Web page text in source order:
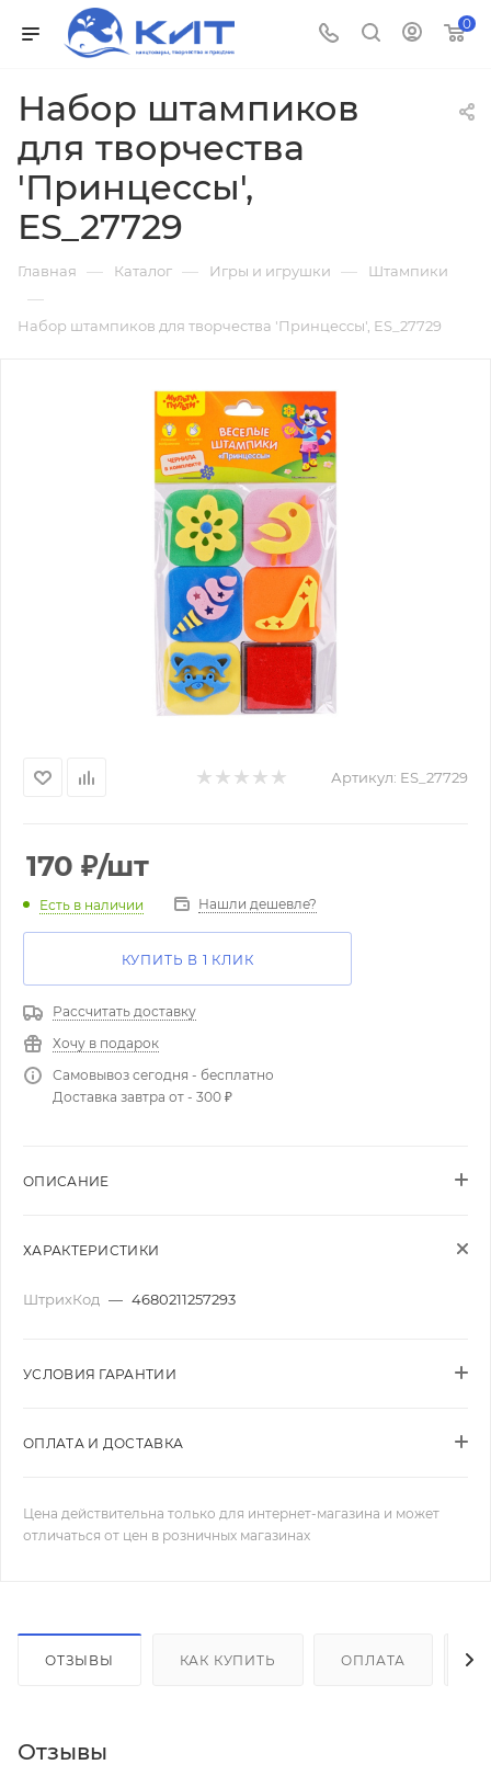
0
Набор штампиков
для творчества
'Принцессы',
ES_27729
Главная — Каталог — Игры и игрушки — Штампики
—
Набор штампиков для творчества 'Принцессы', ES_27729
Артикул: ES_27729
170 ₽/шт
Есть в наличии Нашли дешевле?
КУПИТЬ В 1 КЛИК
Рассчитать доставку
Хочу в подарок
Самовывоз сегодня - бесплатно
Доставка завтра от - 300 ₽
ОПИСАНИЕ
ХАРАКТЕРИСТИКИ
ШтрихКод — 4680211257293
УСЛОВИЯ ГАРАНТИИ
ОПЛАТА И ДОСТАВКА
Цена действительна только для интернет-магазина и может
отличаться от цен в розничных магазинах
ОТЗЫВЫ КАК КУПИТЬ ОПЛАТА
Отзывы